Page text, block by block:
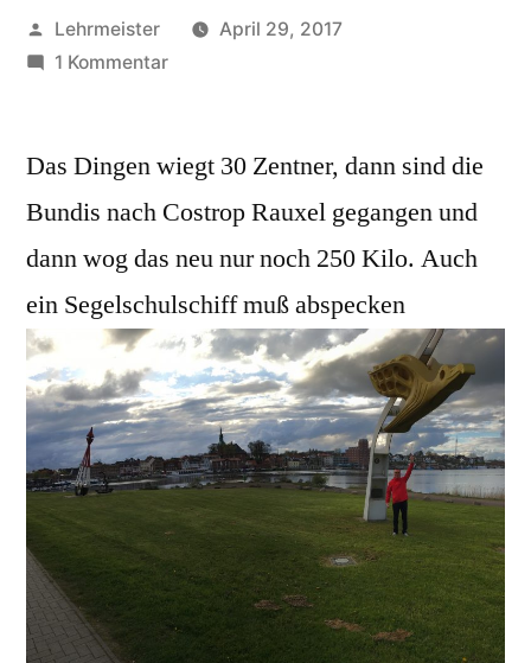
Veröffentlicht
von
Lehrmeister
April 29, 2017
1 Kommentarzu
lässt
Das Dingen wiegt 30 Zentner, dann sind die
Bundis nach Costrop Rauxel gegangen und
dann wog das neu nur noch 250 Kilo. Auch
ein Segelschulschiff muß abspecken